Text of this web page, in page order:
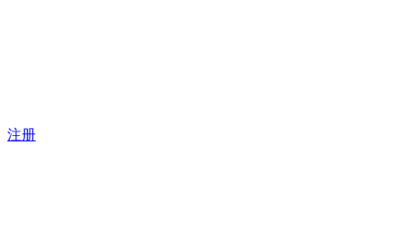
注册